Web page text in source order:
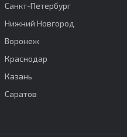
Санкт-Петербург
Нижний Новгород
Воронеж
Краснодар
Казань
Саратов